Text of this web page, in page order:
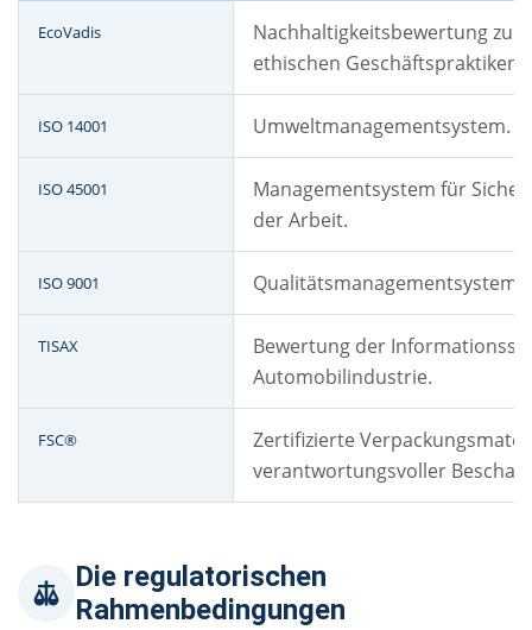
EcoVadis
Nachhaltigkeitsbewertung zu
ethischen Geschäftspraktiken.
ISO 14001 Umweltmanagementsystem.
ISO 45001
Managementsystem für
der Arbeit.
ISO 9001 Qualitätsmanagementsystem.
TISAX
Bewertung der
Automobilindustrie.
FSC®
Zertifizierte
verantwortungsvoller
Die regulatorischen
Rahmenbedingungen